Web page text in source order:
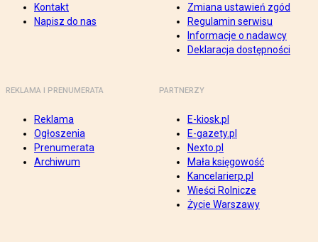
Kontakt
Napisz do nas
Zmiana ustawień zgód
Regulamin serwisu
Informacje o nadawcy
Deklaracja dostępności
REKLAMA I PRENUMERATA
Reklama
Ogłoszenia
Prenumerata
Archiwum
PARTNERZY
E-kiosk.pl
E-gazety.pl
Nexto.pl
Mała księgowość
Kancelarierp.pl
Wieści Rolnicze
Życie Warszawy